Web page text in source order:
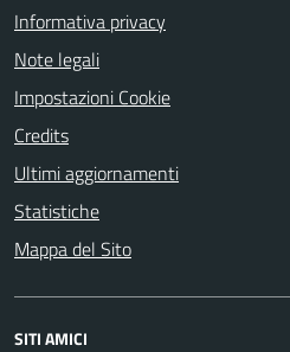
Informativa privacy
Note legali
Impostazioni Cookie
Credits
Ultimi aggiornamenti
Statistiche
Mappa del Sito
SITI AMICI